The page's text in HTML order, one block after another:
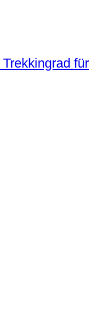
für